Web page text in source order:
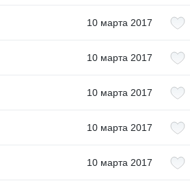
10 марта 2017
10 марта 2017
10 марта 2017
10 марта 2017
10 марта 2017